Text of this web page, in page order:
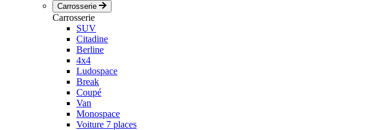
Carrosserie
Carrosserie
SUV
Citadine
Berline
4x4
Ludospace
Break
Coupé
Van
Monospace
Voiture 7 places